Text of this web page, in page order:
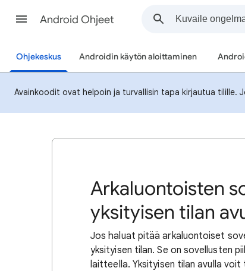
Android Ohjeet
Ohjekeskus Androidin käytön aloittaminen
Avainkoodit ovat helpoin ja turvallisin tapa kirjautua tilille.
Arkaluontoisten
yksityisen tilan
Jos haluat pitää arkaluontoiset
yksityisen tilan. Se on sovellusten
laitteella. Yksityisen tilan avulla voit